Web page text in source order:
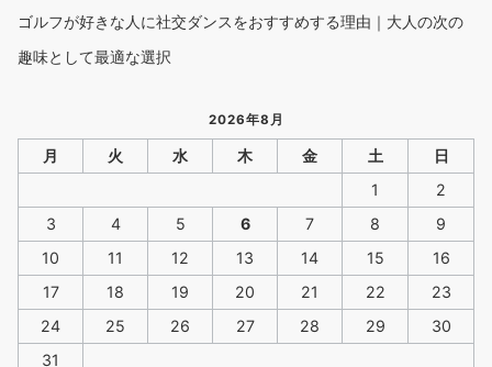
ゴルフが好きな人に社交ダンスをおすすめする理由｜大人の次の
趣味として最適な選択
2026年8月
月 火 水 木 金 土
日
1
2
3
4 5 6 7 8
9
10
11 12 13 14 15
16
17
18 19 20 21 22
23
24
25 26 27 28 29
30
31